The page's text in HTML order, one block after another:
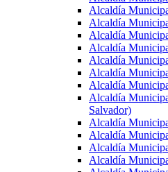
Alcaldía
Alcaldía
Alcaldía
Alcaldía
Alcaldía
Alcaldía
Alcaldía
Alcaldía
Salvador)
Alcaldía
Alcaldía
Alcaldía
Alcaldía